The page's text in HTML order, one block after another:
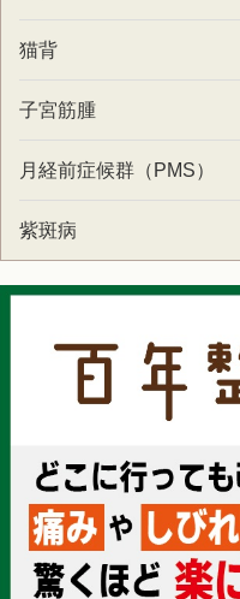
猫背
子宮筋腫
月経前症候群（PMS）
紫斑病